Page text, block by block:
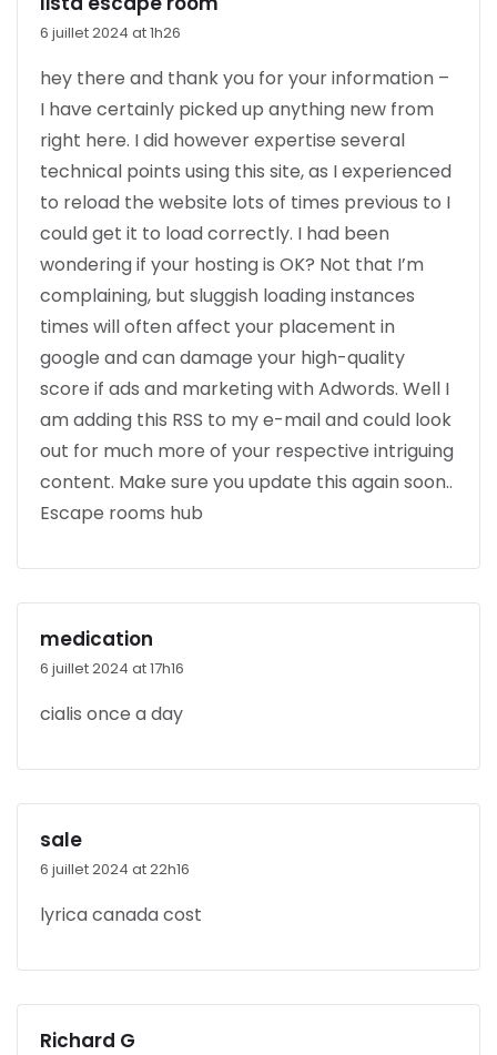
6 juillet 2024 at 1h26
hey there and thank you for your information –
I have certainly picked up anything new from
right here. I did however expertise several
technical points using this site, as I experienced
to reload the website lots of times previous to I
could get it to load correctly. I had been
wondering if your hosting is OK? Not that I’m
complaining, but sluggish loading instances
times will often affect your placement in
google andcan damage your high-quality
score if ads and marketing with Adwords. Well I
am adding this RSS to my e-mail and could look
out for much more of your respective intriguing
content. Make sure you update this again soon..
Escape rooms hub
medication
6 juillet 2024 at 17h16
cialis once a day
sale
6 juillet 2024 at 22h16
lyrica canada cost
Richard G